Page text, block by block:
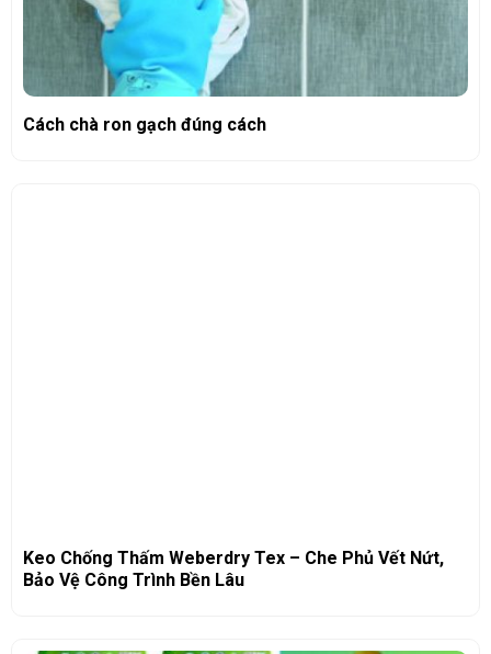
Cách chà ron gạch đúng cách
Keo Chống Thấm Weberdry Tex – Che Phủ Vết Nứt,
Bảo Vệ Công Trình Bền Lâu